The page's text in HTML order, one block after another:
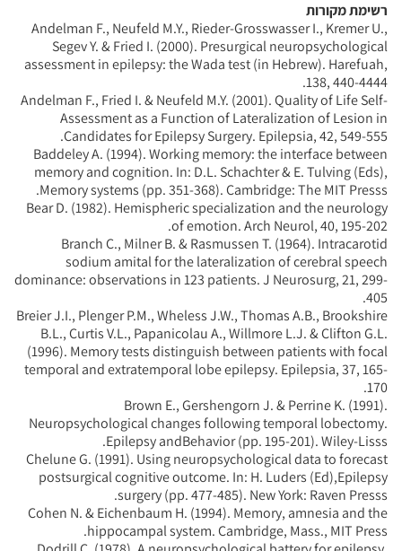
רשימת מקורות
Andelman F., Neufeld M.Y., Rieder-Grosswasser I., Kremer U.,
Segev Y. & Fried I. (2000). Presurgical neuropsychological
assessment in epilepsy: the Wada test (in Hebrew). Harefuah,
138, 440-4444.
Andelman F., Fried I. & Neufeld M.Y. (2001). Quality of Life Self-
Assessment as a Function of Lateralization of Lesion in
Candidates for Epilepsy Surgery. Epilepsia, 42, 549-555.
Baddeley A. (1994). Working memory: the interface between
memory and cognition. In: D.L. Schachter & E. Tulving (Eds),
Memory systems (pp. 351-368). Cambridge: The MIT Presss.
Bear D. (1982). Hemispheric specialization and the neurology
of emotion. Arch Neurol, 40, 195-202.
Branch C., Milner B. & Rasmussen T. (1964). Intracarotid
sodium amital for the lateralization of cerebral speech
dominance: observations in 123 patients. J Neurosurg, 21, 299-
405.
Breier J.I., Plenger P.M., Wheless J.W., Thomas A.B., Brookshire
B.L., Curtis V.L., Papanicolau A., Willmore L.J. & Clifton G.L.
(1996). Memory tests distinguish between patients with focal
temporal and extratemporal lobe epilepsy. Epilepsia, 37, 165-
170.
Brown E., Gershengorn J. & Perrine K. (1991).
Neuropsychological changes following temporal lobectomy.
Epilepsy andBehavior (pp. 195-201). Wiley-Lisss.
Chelune G. (1991). Using neuropsychological data to forecast
postsurgical cognitive outcome. In: H. Luders (Ed),Epilepsy
surgery (pp. 477-485). New York: Raven Presss.
Cohen N. & Eichenbaum H. (1994). Memory, amnesia and the
hippocampal system. Cambridge, Mass., MIT Press.